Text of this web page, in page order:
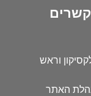
וראש
האתר